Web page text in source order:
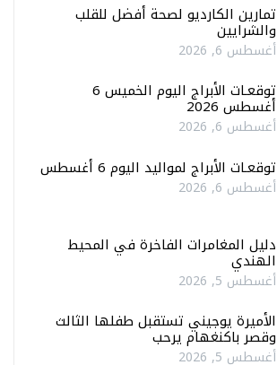
تمارين الكارديو لصحة أفضل للقلب
والشرايين
أغسطس 6, 2026
توقعـات الأبراج اليوم الخميس 6
أغسطس 2026
أغسطس 6, 2026
توقعـات الأبراج لمواليد اليوم 6 أغسطس
أغسطس 6, 2026
دليل المغامرات الفاخرة في المحيط
الهندي
أغسطس 5, 2026
الأميرة يوجيني تستقبل طفلها الثالث
وقصر باكنغهام يرحب
أغسطس 5, 2026